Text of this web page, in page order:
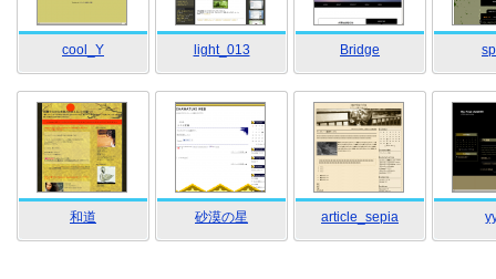
cool_Y light_013 Bridge
和道 砂漠の星 article_sepia